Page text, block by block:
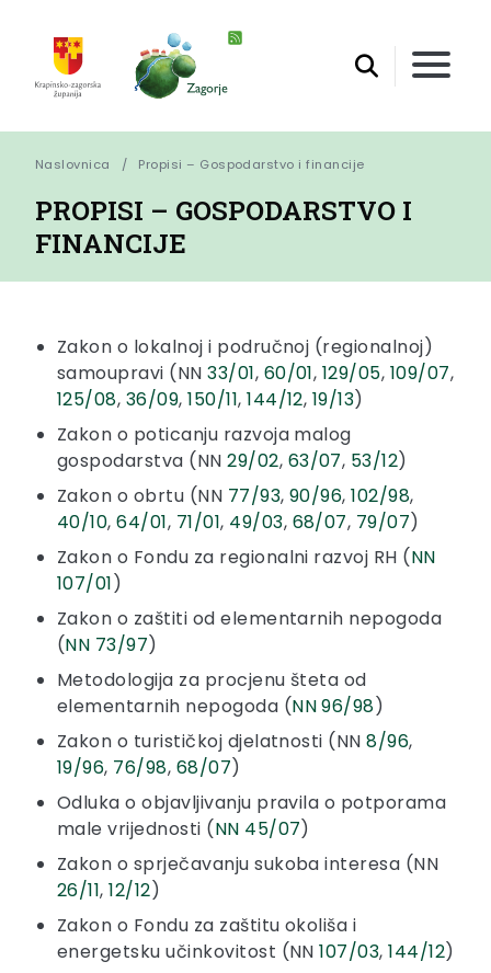
Naslovnica Propisi – Gospodarstvo i financije
PROPISI – GOSPODARSTVO I
FINANCIJE
Zakon o lokalnoj i područnoj (regionalnoj)
samoupravi (NN33/01, 60/01, 129/05, 109/07,
125/08, 36/09,150/11,144/12, 19/13)
Zakon o poticanju razvoja malog
gospodarstva (NN29/02, 63/07, 53/12)
Zakon o obrtu (NN 77/93,90/96,102/98,
40/10,64/01, 71/01, 49/03, 68/07, 79/07)
Zakon o Fondu za regionalni razvoj RH (NN
107/01)
Zakon o zaštiti od elementarnih nepogoda
(NN 73/97)
Metodologija za procjenu šteta od
elementarnih nepogoda (NN 96/98)
Zakon o turističkoj djelatnosti (NN8/96,
19/96, 76/98, 68/07)
Odluka o objavljivanju pravila o potporama
male vrijednosti (NN 45/07)
Zakon o sprječavanju sukoba interesa (NN
26/11,12/12)
Zakon o Fondu za zaštitu okoliša i
energetsku učinkovitost (NN107/03,144/12)